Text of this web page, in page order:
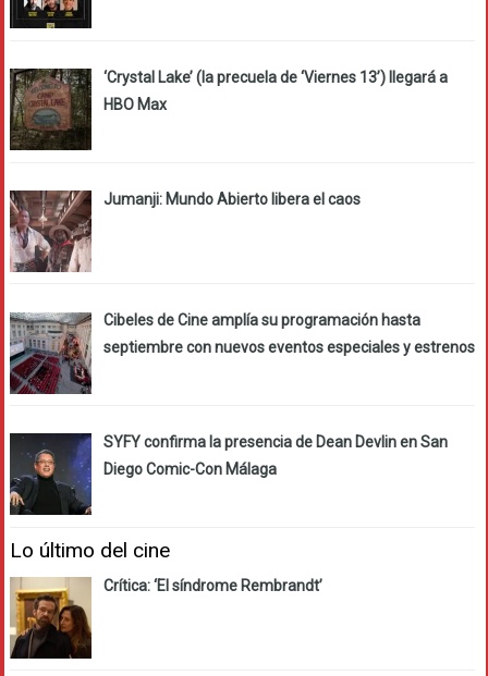
‘Crystal Lake’ (la precuela de ‘Viernes 13’) llegará a
HBO Max
Jumanji: Mundo Abierto libera el caos
Cibeles de Cine amplía su programación hasta
septiembre con nuevos eventos especiales y estrenos
SYFY confirma la presencia de Dean Devlin en San
Diego Comic-Con Málaga
Lo último del cine
Crítica: ‘El síndrome Rembrandt’